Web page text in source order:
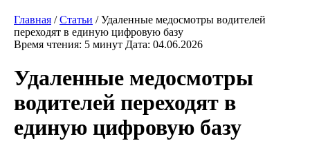
Главная /Статьи /Удаленные медосмотры водителей
переходят в единую цифровую базу
Время чтения: 5 минут Дата: 04.06.2026
Удаленные медосмотры
водителей переходят в
единую цифровую базу